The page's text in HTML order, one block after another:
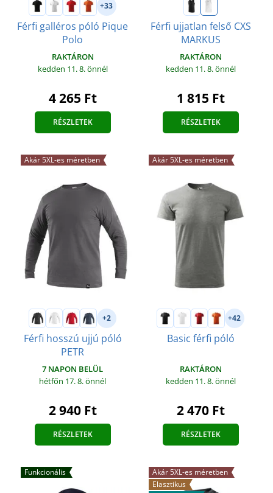
+33
Férfi galléros póló Pique
Polo
RAKTÁRON
kedden 11. 8.önnél
4 265 Ft
RÉSZLETEK
Férfi ujjatlan felső CXS
MARKUS
RAKTÁRON
kedden 11. 8.önnél
1 815 Ft
RÉSZLETEK
Akár 5XL-es méretben
+2
Férfi hosszú ujjú póló
PETR
7 NAPON BELÜL
hétfőn 17. 8.önnél
2 940 Ft
RÉSZLETEK
Akár 5XL-es méretben
+42
Basic férfi póló
RAKTÁRON
kedden 11. 8.önnél
2 470 Ft
RÉSZLETEK
Funkcionális
Akár 5XL-es méretben
Elasztikus